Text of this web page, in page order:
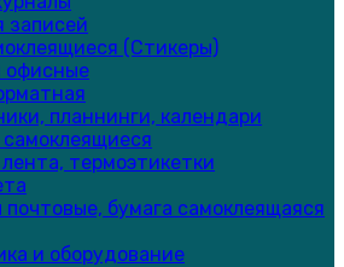
записей
(Стикеры)
офисные
планнинги, календари
термоэтикетки
бумага самоклеящаяся
и оборудование